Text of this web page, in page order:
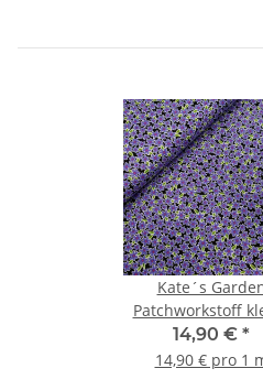
Kate´s
Patchworkstoff
Blumen lila
14,90 € *
14,90 € pro 1